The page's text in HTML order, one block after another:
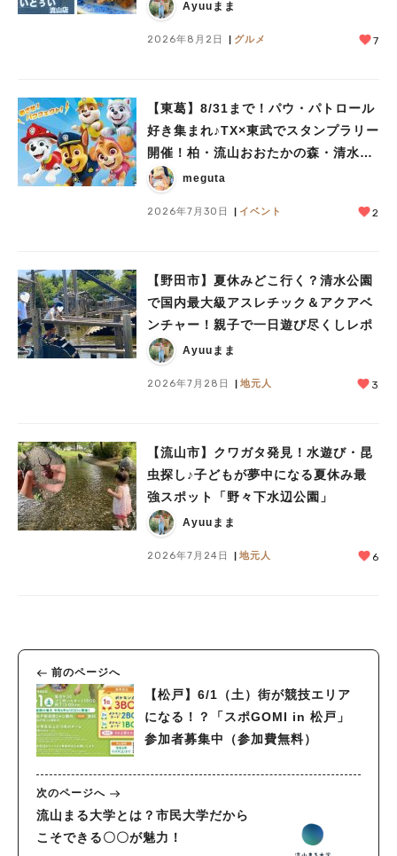
Ayuuまま
2026年8月2日 グルメ 7
【東葛】8/31まで！パウ・パトロール
好き集まれ♪TX×東武でスタンプラリー
開催！柏・流山おおたかの森・清水公
園など10駅を巡ろう
meguta
2026年7月30日 イベント 2
【野田市】夏休みどこ行く？清水公園
で国内最大級アスレチック＆アクアベ
ンチャー！親子で一日遊び尽くしレポ
Ayuuまま
2026年7月28日 地元人 3
【流山市】クワガタ発見！水遊び・昆
虫探し♪子どもが夢中になる夏休み最
強スポット「野々下水辺公園」
Ayuuまま
2026年7月24日 地元人 6
前のページへ
【松戸】6/1（土）街が競技エリア
になる！？「スポGOMI in 松戸」
参加者募集中（参加費無料）
次のページへ
流山まる大学とは？市民大学だから
こそできる〇〇が魅力！